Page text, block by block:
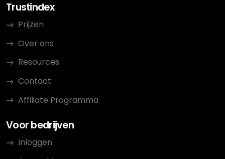
Trustindex
Prijzen
Over ons
Resources
Contact
Affiliate Programma
Voor bedrijven
Inloggen